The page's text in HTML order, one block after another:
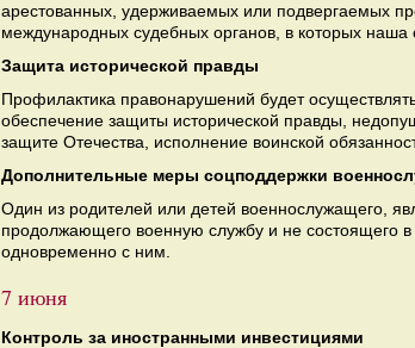
арестованных, удерживаемых или подвергаемых
международных судебных органов, в которых наша
Защита исторической правды
Профилактика правонарушений будет
обеспечение защиты исторической правды,
защите Отечества, исполнение воинской
Дополнительные меры соцподдержки
Один из родителей или детей военнослужащего,
продолжающего военную службу и не состоящего в
одновременно с ним.
7 июня
Контроль за иностранными инвестициями